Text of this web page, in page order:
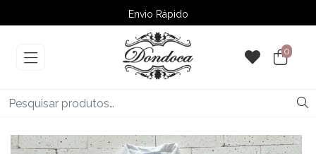
Envio Rápido
➚ Ofertas– Até 60% OFF
0